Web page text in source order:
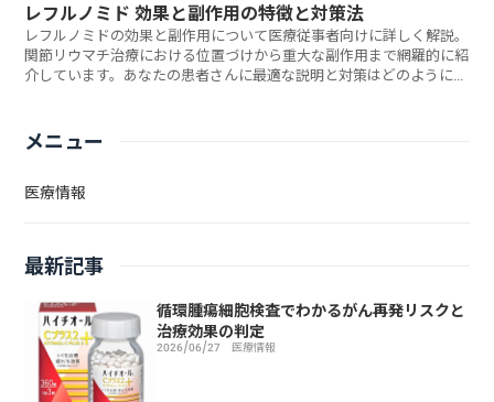
レフルノミド 効果と副作用の特徴と対策法
レフルノミドの効果と副作用について医療従事者向けに詳しく解説。
関節リウマチ治療における位置づけから重大な副作用まで網羅的に紹
介しています。あなたの患者さんに最適な説明と対策はどのように伝
メニュー
医療情報
最新記事
循環腫瘍細胞検査でわかるがん再発リスクと
治療効果の判定
2026/06/27 医療情報